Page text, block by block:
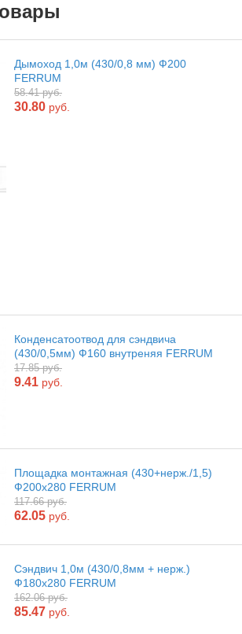
Дымоход 1,0м (430/0,8 мм) Ф200
FERRUM
58.41 руб.
30.80 руб.
Конденсатоотвод для сэндвича
(430/0,5мм) Ф160 внутреняя FERRUM
17.85 руб.
9.41 руб.
Площадка монтажная (430+нерж./1,5)
Ф200х280 FERRUM
117.66 руб.
62.05 руб.
Сэндвич 1,0м (430/0,8мм + нерж.)
Ф180х280 FERRUM
162.06 руб.
85.47 руб.